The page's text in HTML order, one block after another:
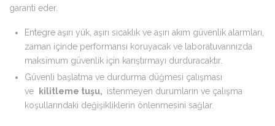
garanti eder.
Entegre aşırı yük, aşırı sıcaklık ve aşırı akım güvenlik alarmları,
zaman içinde performansı koruyacak ve laboratuvarınızda
maksimum güvenlik için karıştırmayı durduracaktır.
Güvenli başlatma ve durdurma düğmesi çalışması
ve
kilitleme tuşu, istenmeyen durumların ve çalışma
koşullarındaki değişikliklerin önlenmesini sağlar.